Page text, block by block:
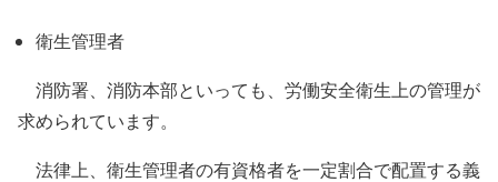
衛生管理者
消防署、消防本部といっても、労働安全衛生上の管理が
求められています。
法律上、衛生管理者の有資格者を一定割合で配置する義